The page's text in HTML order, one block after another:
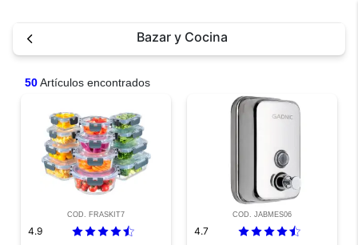
Bazar y Cocina
50Artículos encontrados
COD. FRASKIT7
4.9
COD. JABMES06
4.7